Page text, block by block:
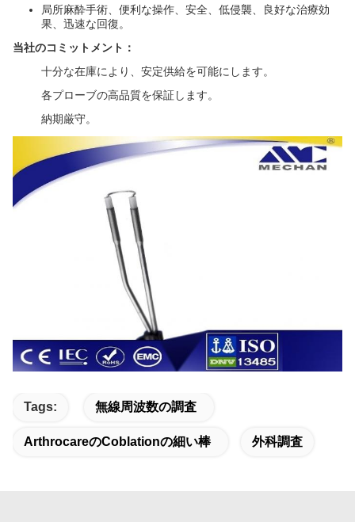
局所麻酔手術、便利な操作、安全、低侵襲、良好な治療効
果、迅速な回復。
当社のコミットメント：
十分な在庫により、安定供給を可能にします。
各プローブの高品質を保証します。
納期厳守。
Tags: 無線周波数の調査
Arthrocareのcoblationの細い棒 外科調査